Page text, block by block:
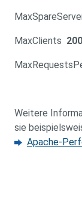
MaxClients 200
Weitere
sie
Apache-